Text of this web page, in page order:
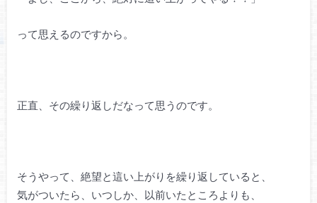
って思えるのですから。
正直、その繰り返しだなって思うのです。
そうやって、絶望と這い上がりを繰り返していると、
気がついたら、いつしか、以前いたところよりも、